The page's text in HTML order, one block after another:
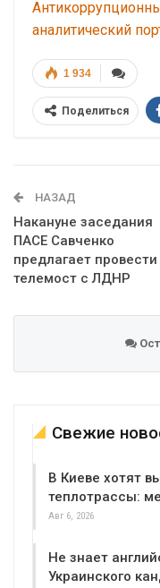
аналитический
1 934
Поделиться
НАЗАД
Накануне заседания
ПАСЕ Савченко
предлагает провести
телемост с ЛДНР
Свежие
В Киеве хотят
теплотрассы:
Авг 6, 2026
Не знает
Украинского